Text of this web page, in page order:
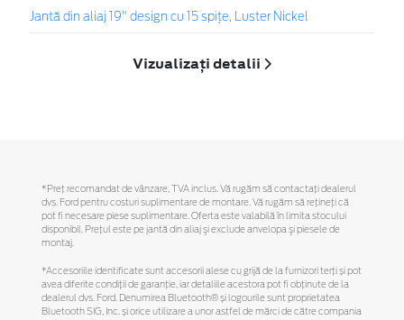
Jantă din aliaj 19" design cu 15 spiţe, Luster Nickel
Vizualizați detalii
*Preţ recomandat de vânzare, TVA inclus. Vă rugăm să contactaţi dealerul
dvs. Ford pentru costuri suplimentare de montare. Vă rugăm să reţineţi că
pot fi necesare piese suplimentare. Oferta este valabilă în limita stocului
disponibil. Preţul este pe jantă din aliaj şi exclude anvelopa şi piesele de
montaj.
*Accesoriile identificate sunt accesorii alese cu grijă de la furnizori terți și pot
avea diferite condiții de garanție, iar detaliile acestora pot fi obținute de la
dealerul dvs. Ford. Denumirea Bluetooth® și logourile sunt proprietatea
Bluetooth SIG, Inc. și orice utilizare a unor astfel de mărci de către compania